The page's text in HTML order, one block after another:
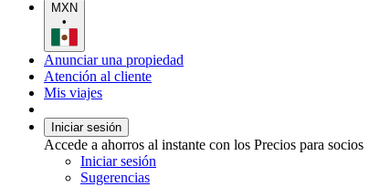
MXN
•
Anunciar una propiedad
Atención al cliente
Mis viajes
Iniciar sesión
Accede a ahorros al instante con los Precios para socios
Iniciar sesión
Sugerencias